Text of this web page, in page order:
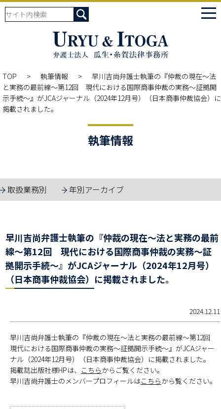
TOP 執筆情報
早川吉尚弁護士執筆の『仲裁の現在～法
と実務の最前線～第12回 現代における国際商事仲裁の実務～証拠開
示手続～』がJCAジャーナル（2024年12月号）（日本商事仲裁協会）に
掲載されました。
執筆情報
取扱業務別 年別アーカイブ
早川吉尚弁護士執筆の『仲裁の現在～法と実務の最前
線～第12回 現代における国際商事仲裁の実務～証
拠開示手続～』がJCAジャーナル（2024年12月号）
（日本商事仲裁協会）に掲載されました。
2024.12.11
早川吉尚弁護士執筆の『仲裁の現在～法と実務の最前線～第12回
現代における国際商事仲裁の実務～証拠開示手続～』がJCAジャー
ナル（2024年12月号）（日本商事仲裁協会）に掲載されました。
掲載誌出版社様HPは、 こちらからご覧ください。
早川吉尚弁護士のメンバープロフィールはこちらから覧ください。